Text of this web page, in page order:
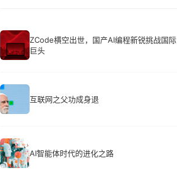
ZCode横空出世，国产AI编程新锐挑战国际
巨头
互联网之父功成身退
AI智能体时代的进化之路